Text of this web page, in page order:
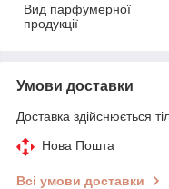
Вид парфумерної
продукції
Умови доставки
Доставка здійснюється
Нова Пошта
Всі умови доставки